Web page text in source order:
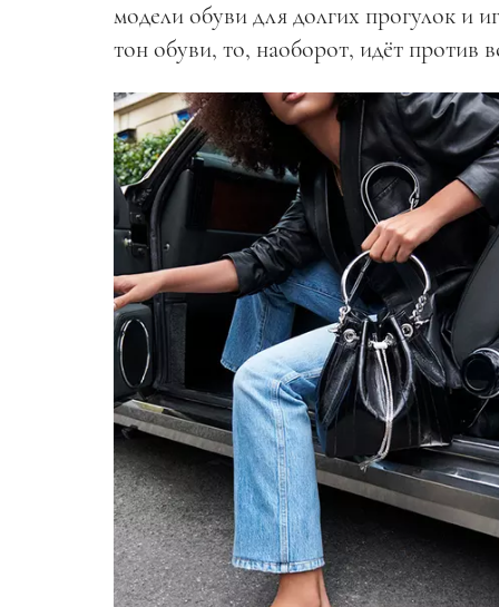
модели обуви для долгих прогулок и
тон обуви, то, наоборот, идёт против